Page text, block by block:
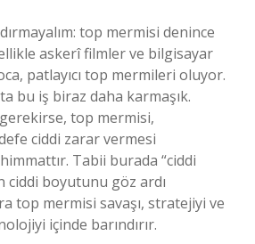
top mermisi denince
askerî filmler ve bilgisayar
patlayıcı top mermileri oluyor.
bu iş biraz daha karmaşık.
top mermisi,
ciddi zarar vermesi
Tabii burada “ciddi
ciddi boyutunu göz ardı
top mermisi savaşı, stratejiyi ve
içinde barındırır.